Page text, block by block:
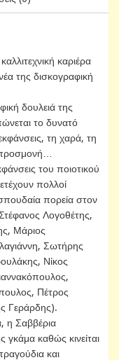
καριέρα
της δισκογραφική
δουλειά της
το δυνατό
τη χαρά, τη
του ποιοτικού
πολλοί
πορεία στον
Λογοθέτης,
Μάριος
Σωτήρης
Νίκος
Πέτρος
Γεράρδης).
η Σαββέρια
γκάμα καθώς κινείται
και